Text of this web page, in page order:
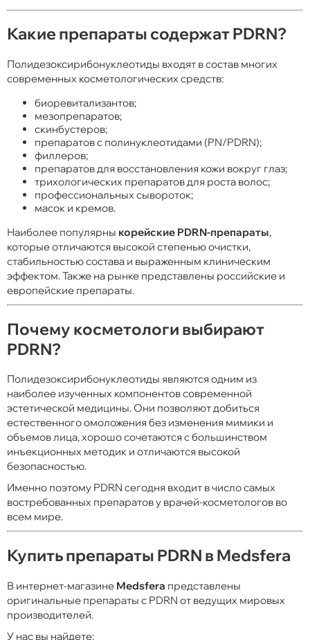
Какие препараты содержат PDRN?
Полидезоксирибонуклеотиды входят в состав многих
современных косметологических средств:
биоревитализантов;
мезопрепаратов;
скинбустеров;
препаратов с полинуклеотидами (PN/PDRN);
филлеров;
препаратов для восстановления кожи вокруг глаз;
трихологических препаратов для роста волос;
профессиональных сывороток;
масок и кремов.
Наиболее популярны корейские PDRN-препараты,
которые отличаются высокой степенью очистки,
стабильностью состава и выраженным клиническим
эффектом. Также на рынке представлены российские и
европейские препараты.
Почему косметологи выбирают
PDRN?
Полидезоксирибонуклеотиды являются одним из
наиболее изученных компонентов современной
эстетической медицины. Они позволяют добиться
естественного омоложения без изменения мимики и
объемов лица, хорошо сочетаются с большинством
инъекционных методик и отличаются высокой
безопасностью.
Именно поэтому PDRN сегодня входит в число самых
востребованных препаратов у врачей-косметологов во
всем мире.
Купить препараты PDRN в Medsfera
В интернет-магазине Medsfera представлены
оригинальные препараты с PDRN от ведущих мировых
производителей.
У нас вы найдете: